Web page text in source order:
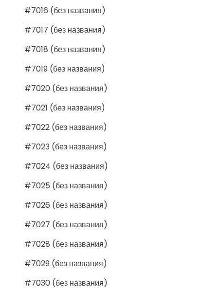
#7016 (без названия)
#7017 (без названия)
#7018 (без названия)
#7019 (без названия)
#7020 (без названия)
#7021 (без названия)
#7022 (без названия)
#7023 (без названия)
#7024 (без названия)
#7025 (без названия)
#7026 (без названия)
#7027 (без названия)
#7028 (без названия)
#7029 (без названия)
#7030 (без названия)